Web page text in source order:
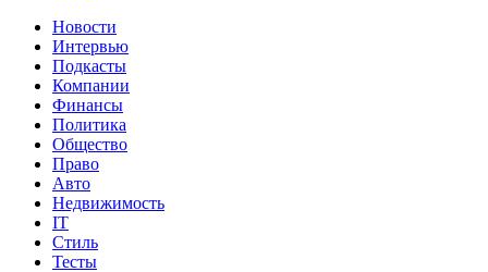
Новости
Интервью
Подкасты
Компании
Финансы
Политика
Общество
Право
Авто
Недвижимость
IT
Стиль
Тесты